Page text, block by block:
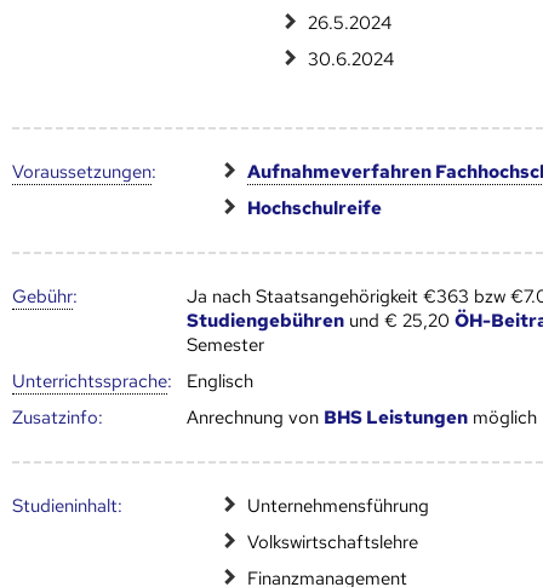
26.5.2024
30.6.2024
Voraus­setzungen:
Aufnahmeverfahren
Hochschulreife
Gebühr:
Ja nach Staatsangehörigkeit €363 bzw
Studiengebühren und € 25,20ÖH-
Semester
Unter­richts­sprache:
Englisch
Zusatz­info:
Anrechnung von BHS Leistungen möglich
Studien­inhalt:
Unternehmensführung
Volkswirtschaftslehre
Finanzmanagement